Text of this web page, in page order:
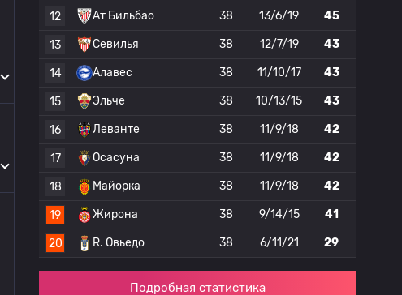
12 Ат Бильбао 38 13/6/19 45
13 Севилья 38 12/7/19 43
14 Алавес 38 11/10/17 43
15 Эльче 38 10/13/15 43
16 Леванте 38 11/9/18 42
17 Осасуна 38 11/9/18 42
18 Майорка 38 11/9/18 42
19 Жирона 38 9/14/15 41
20 R. Овьедо 38 6/11/21 29
Подробная статистика